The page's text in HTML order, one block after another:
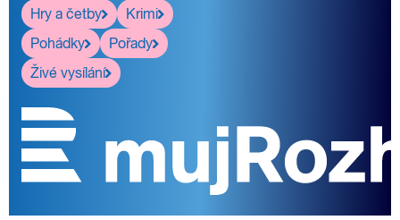
Hry a četby
Krimi
Pohádky
Pořady
Živé vysílání